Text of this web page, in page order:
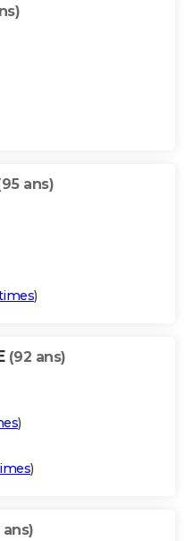
ans)
)
(92 ans)
)
)
ans)